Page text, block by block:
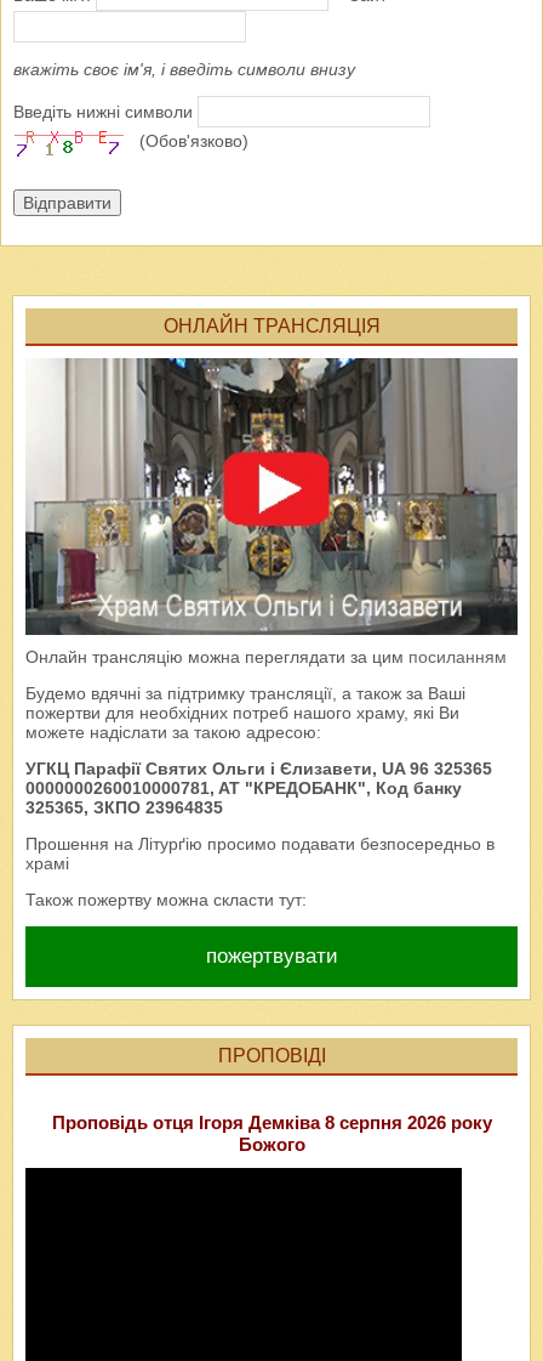
вкажіть своє ім'я, і введіть символи внизу
Введіть нижні символи
(Обов'язково)
Відправити
ОНЛАЙН ТРАНСЛЯЦІЯ
Онлайн трансляцію можна переглядати за цим посиланням
Будемо вдячні за підтримку трансляції, а також за Ваші
пожертви для необхідних потреб нашого храму, які Ви
можете надіслати за такою адресою:
УГКЦ Парафії Святих Ольги і Єлизавети, UA 96 325365
0000000260010000781, AT "КРЕДОБАНК", Код банку
325365, ЗКПО 23964835
Прошення на Літурґію просимо подавати безпосередньо в
храмі
Також пожертву можна скласти тут:
пожертвувати
ПРОПОВІДІ
Проповідь отця Ігоря Демківа 8 серпня 2026 року
Божого